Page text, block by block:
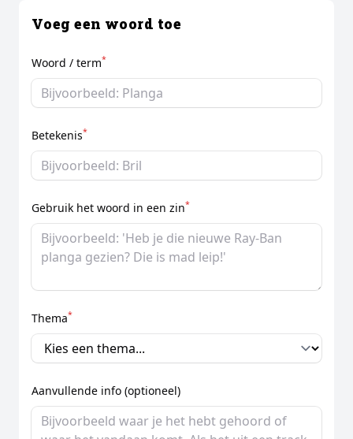
Voeg een woord toe
Woord / term*
Betekenis*
Gebruik het woord in een zin*
Thema*
Aanvullende info (optioneel)